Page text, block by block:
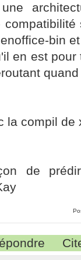
bin
en est
la compil de
de